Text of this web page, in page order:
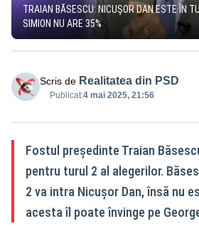
TRAIAN BĂSESCU: NICUȘOR DAN ESTE ÎN
SIMION NU ARE 35%
Scris de Realitatea din PSD
Publicat:4 mai 2025, 21:56
Fostul președinte Traian
pentru turul 2 al alegerilor.
2 va intra Nicușor Dan, însă nu
acesta îl poate învinge pe